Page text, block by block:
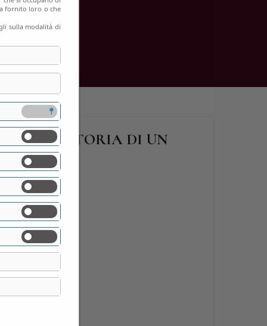
COMO. STORIA DI UN
fornito loro o che
sulla modalità di